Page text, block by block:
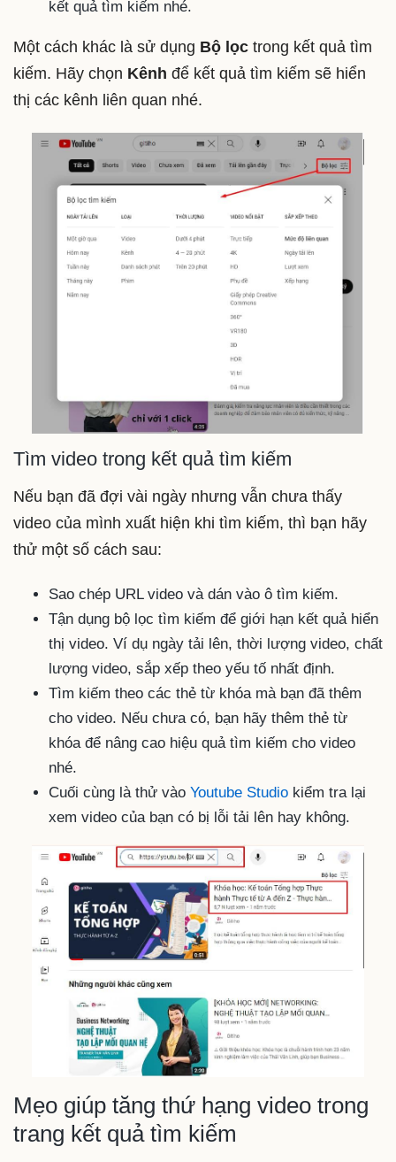
kết quả tìm kiếm nhé.
Một cách khác là sử dụng Bộ lọc trong kết quả tìm
kiếm. Hãy chọn Kênh để kết quả tìm kiếm sẽ hiển
thị các kênh liên quan nhé.
Tìm video trong kết quả tìm kiếm
Nếu bạn đã đợi vài ngày nhưng vẫn chưa thấy
video của mình xuất hiện khi tìm kiếm, thì bạn hãy
thử một số cách sau:
Sao chép URL video và dán vào ô tìm kiếm.
Tận dụng bộ lọc tìm kiếm để giới hạn kết quả hiển
thị video. Ví dụ ngày tải lên, thời lượng video, chất
lượng video, sắp xếp theo yếu tố nhất định.
Tìm kiếm theo các thẻ từ khóa mà bạn đã thêm
cho video. Nếu chưa có, bạn hãy thêm thẻ từ
khóa để nâng cao hiệu quả tìm kiếm cho video
nhé.
Cuối cùng là thử vào Youtube Studio kiểm tra lại
xem video của bạn có bị lỗi tải lên hay không.
Mẹo giúp tăng thứ hạng video trong
trang kết quả tìm kiếm